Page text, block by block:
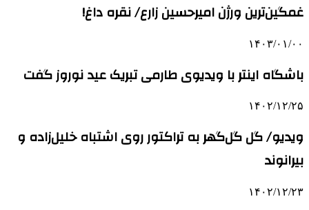
غمگین‌ترین ورژن امیرحسین زارع/ نقره داغ!
۱۴۰۳/۰۱/۰۰
باشگاه اینتر با ویدیوی طارمی تبریک عید نوروز گفت
۱۴۰۲/۱۲/۲۵
ویدیو/ گل گل‌گهر به تراکتور روی اشتباه خلیل‌زاده و
بیرانوند
۱۴۰۲/۱۲/۲۳